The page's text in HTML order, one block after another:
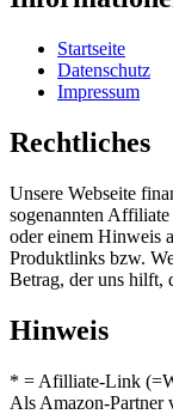
Startseite
Datenschutz
Impressum
Rechtliches
Unsere Webseite
sogenannten
oder einem Hinweis
Produktlinks bzw.
Betrag, der uns hilft,
Hinweis
* = Afilliate-Link
Als Amazon-Partner